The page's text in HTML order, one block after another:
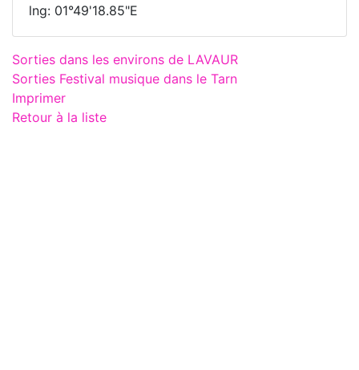
lng: 01°49'18.85"E
Sorties dans les environs de LAVAUR
Sorties Festival musique dans le Tarn
Imprimer
Retour à la liste